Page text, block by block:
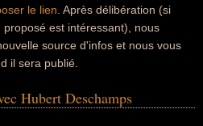
le lien . Après délibération (si
est intéressant), nous
source d'infos et nous vous
il sera publié.
Hubert Deschamps